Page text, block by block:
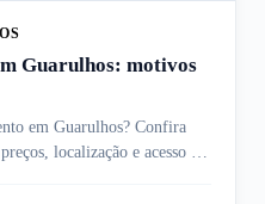
Guarulhos: motivos
em Guarulhos? Confira
localização e acesso ao